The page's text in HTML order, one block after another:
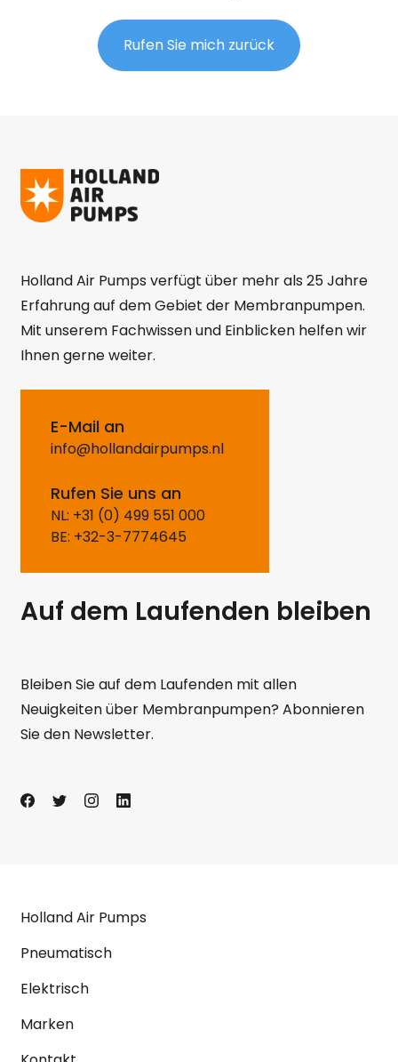
Rufen Sie mich zurück
Holland Air Pumps verfügt über mehr als 25 Jahre
Erfahrung auf dem Gebiet der Membranpumpen.
Mit unserem Fachwissen und Einblicken helfen wir
Ihnen gerne weiter.
E-Mail an
info@hollandairpumps.nl
Rufen Sie uns an
NL: +31 (0) 499 551 000
BE: +32-3-7774645
Auf dem Laufenden bleiben
Bleiben Sie auf dem Laufenden mit allen
Neuigkeiten über Membranpumpen? Abonnieren
Sie den Newsletter.
Holland Air Pumps
Pneumatisch
Elektrisch
Marken